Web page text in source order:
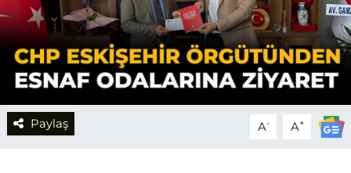
Paylaş A- A+